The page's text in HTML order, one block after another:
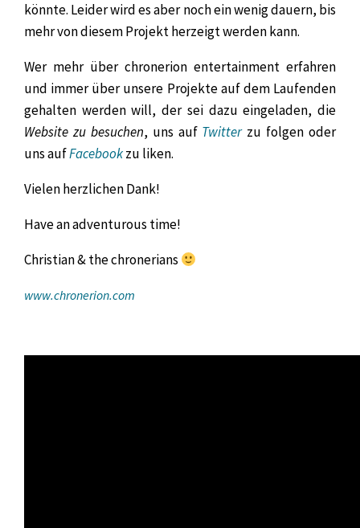
könnte. Leider wird es aber noch ein wenig dauern, bis
mehr von diesem Projekt herzeigt werden kann.
Wer mehr über chronerion entertainment erfahren
und immer über unsere Projekte auf dem Laufenden
gehalten werden will, der sei dazu eingeladen, die
Website zu besuchen, uns auf Twitterzu folgen oder
uns aufFacebookzu liken.
Vielen herzlichen Dank!
Have an adventurous time!
Christian & the chronerians
www.chronerion.com